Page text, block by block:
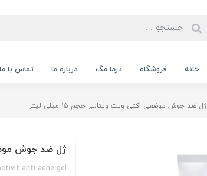
خانه فروشگاه درما مگ درباره ما تماس با ما
ژل ضد جوش موضعی اکتی ویت ویتالیر حجم 15 میلی لیتر
ژل ضد جوش موضعی
anti acne gel